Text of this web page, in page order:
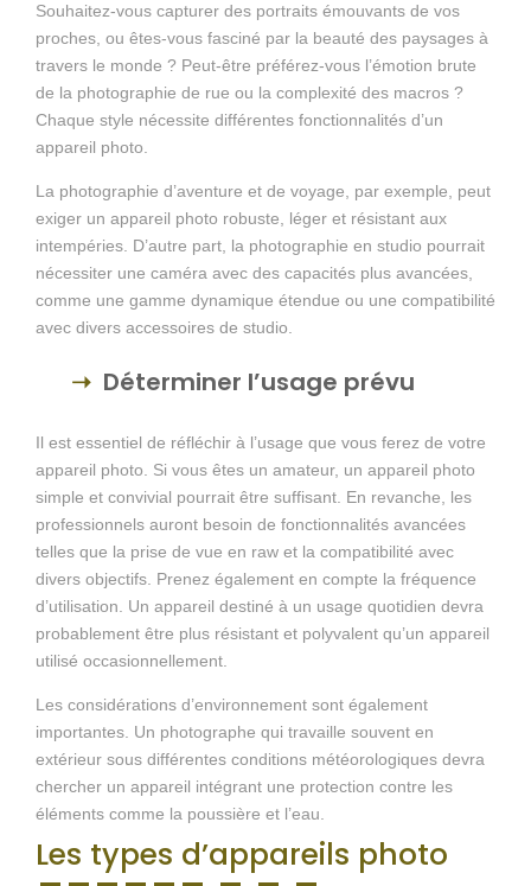
Souhaitez-vous capturer des portraits émouvants de vos
proches, ou êtes-vous fasciné par la beauté des paysages à
travers le monde ? Peut-être préférez-vous l’émotion brute
de la photographie de rue ou la complexité des macros ?
Chaque style nécessite différentes fonctionnalités d’un
appareil photo.
La photographie d’aventure et de voyage, par exemple, peut
exiger un appareil photo robuste, léger et résistant aux
intempéries. D’autre part, la photographie en studio pourrait
nécessiter une caméra avec des capacités plus avancées,
comme une gamme dynamique étendue ou une compatibilité
avec divers accessoires de studio.
Déterminer l’usage prévu
Il est essentiel de réfléchir à l’usage que vous ferez de votre
appareil photo. Si vous êtes un amateur, un appareil photo
simple et convivial pourrait être suffisant. En revanche, les
professionnels auront besoin de fonctionnalités avancées
telles que la prise de vue en raw et la compatibilité avec
divers objectifs. Prenez également en compte la fréquence
d’utilisation. Un appareil destiné à un usage quotidien devra
probablement être plus résistant et polyvalent qu’un appareil
utilisé occasionnellement.
Les considérations d’environnement sont également
importantes. Un photographe qui travaille souvent en
extérieur sous différentes conditions météorologiques devra
chercher un appareil intégrant une protection contre les
éléments comme la poussière et l’eau.
Les types d’appareils photo